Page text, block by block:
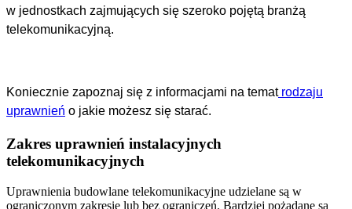
w jednostkach zajmujących się szeroko pojętą branżą
telekomunikacyjną.
Koniecznie zapoznaj się z informacjami na tematrodzaju
uprawnień o jakie możesz się starać.
Zakres uprawnień instalacyjnych
telekomunikacyjnych
Uprawnienia budowlane telekomunikacyjne udzielane są w
ograniczonym zakresie lub bez ograniczeń. Bardziej pożądane są